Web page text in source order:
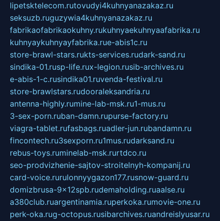
lipetsktelecom.rutovudyi4kuhnyanazakaz.ru
seksuzb.ruguzywia4kuhnyanazakaz.ru
fabrikaofabrikaokuhny.rukuhnyaekuhnyaafabrika.ru
kuhnyaykuhnyayfabrika.rue-abis1c.ru
store-brawl-stars.rukts-services.rudark-sand.ru
sindika-01.rusp-life.rux-legion.rusib-archives.ru
e-abis-1-c.rusindika01.ruvenda-festival.ru
store-brawlstars.rudooraleksandria.ru
antenna-highly.rumine-lab-msk.ru1-mus.ru
3-sex-porn.ruban-damn.rupurse-factory.ru
viagra-tablet.rufasbags.ruadler-jun.rubandamn.ru
fincontech.ru3sexporn.ru1mus.rudarksand.ru
rebus-toys.ruminelab-msk.rurtdco.ru
seo-prodvizhenie-sajtov-stroitelnyh-kompanij.ru
card-voice.rurulonnyygazon177.rusnow-guard.ru
domizbrusa-9x12spb.rudemaholding.ruaalse.ru
a380club.ruargentinamia.ruperkoka.rumovie-one.ru
perk-oka.rug-octopus.rusibarchives.ruandreislyusar.ru